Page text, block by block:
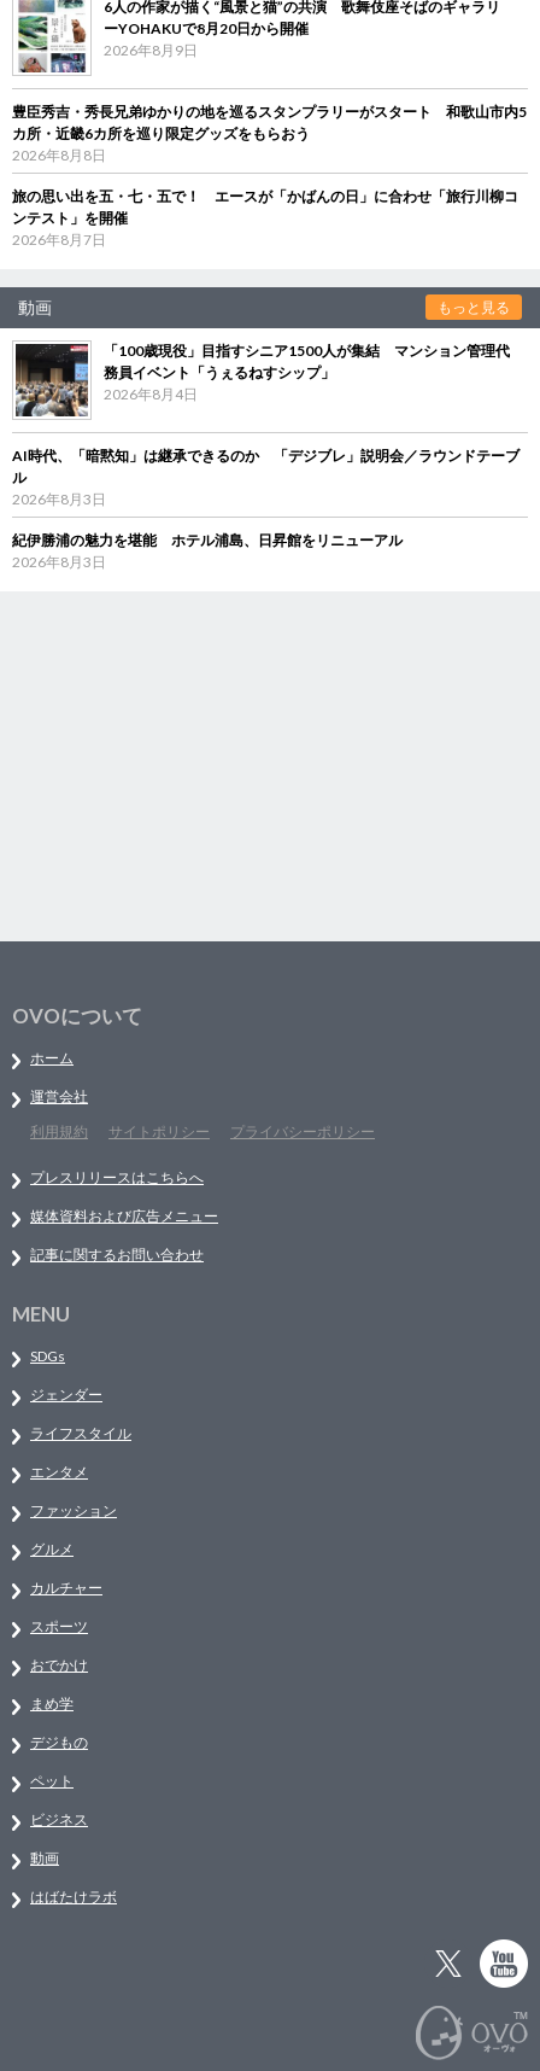
6人の作家が描く“風景と猫”の共演 歌舞伎座そばのギャラリ
ーYOHAKUで8月20日から開催
2026年8月9日
豊臣秀吉・秀長兄弟ゆかりの地を巡るスタンプラリーがスタート 和歌山市内5
カ所・近畿6カ所を巡り限定グッズをもらおう
2026年8月8日
旅の思い出を五・七・五で！ エースが「かばんの日」に合わせ「旅行川柳コ
ンテスト」を開催
2026年8月7日
動画 もっと見る
「100歳現役」目指すシニア1500人が集結 マンション管理代
務員イベント「うぇるねすシップ」
2026年8月4日
AI時代、「暗黙知」は継承できるのか 「デジブレ」説明会／ラウンドテーブ
ル
2026年8月3日
紀伊勝浦の魅力を堪能 ホテル浦島、日昇館をリニューアル
2026年8月3日
OVOについて
ホーム
運営会社
利用規約
サイトポリシー プライバシーポリシー
プレスリリースはこちらへ
媒体資料および広告メニュー
記事に関するお問い合わせ
MENU
SDGs
ジェンダー
ライフスタイル
エンタメ
ファッション
グルメ
カルチャー
スポーツ
おでかけ
まめ学
デジもの
ペット
ビジネス
動画
はばたけラボ